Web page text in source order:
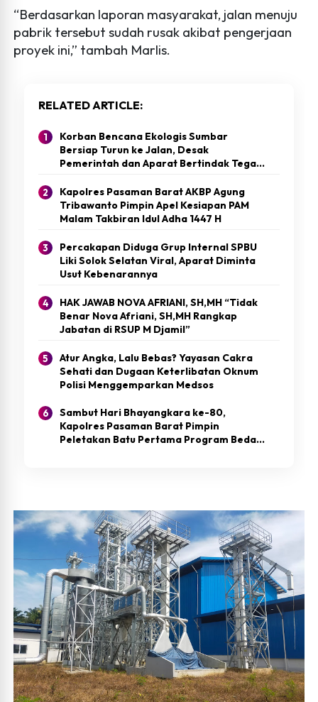
“Berdasarkan laporan masyarakat, jalan menuju
pabrik tersebut sudah rusak akibat pengerjaan
proyek ini,” tambah Marlis.
RELATED ARTICLE
Korban Bencana Ekologis Sumbar
Bersiap Turun ke Jalan, Desak
Pemerintah dan Aparat Bertindak Tegas
Kapolres Pasaman Barat AKBP Agung
Tribawanto Pimpin Apel Kesiapan PAM
Malam Takbiran Idul Adha 1447 H
Percakapan Diduga Grup Internal SPBU
Liki Solok Selatan Viral, Aparat Diminta
Usut Kebenarannya
HAK JAWAB NOVA AFRIANI, SH,MH “Tidak
Benar Nova Afriani, SH,MH Rangkap
Jabatan di RSUP M Djamil”
Atur Angka, Lalu Bebas? Yayasan Cakra
Sehati dan Dugaan Keterlibatan Oknum
Polisi Menggemparkan Medsos
Sambut Hari Bhayangkara ke-80,
Kapolres Pasaman Barat Pimpin
Peletakan Batu Pertama Program Bedah